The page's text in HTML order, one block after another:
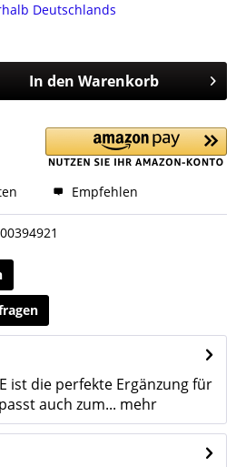
Deutschlands
In den Warenkorb
Empfehlen
ist die perfekte Ergänzung für
auch zum... mehr